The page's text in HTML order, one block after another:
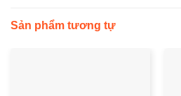
Sản phẩm tương tự